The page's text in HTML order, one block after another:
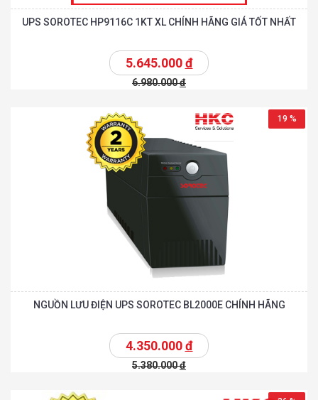
UPS SOROTEC HP9116C 1KT XL CHÍNH HÃNG GIÁ TỐT NHẤT
5.645.000đ
6.980.000đ
19 %
NGUỒN LƯU ĐIỆN UPS SOROTEC BL2000E CHÍNH HÃNG
4.350.000đ
5.380.000đ